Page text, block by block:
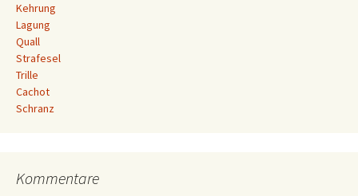
Kehrung
Lagung
Quall
Strafesel
Trille
Cachot
Schranz
Kommentare